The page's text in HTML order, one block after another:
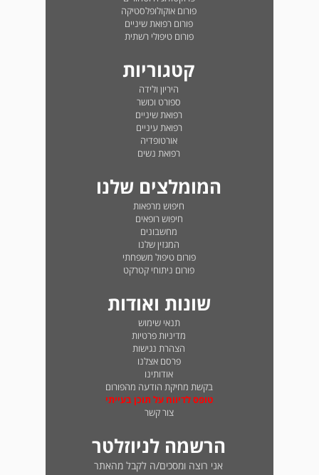
פורום אוקולופלסטיקה
פורום רפואת שיניים
פורום טיפולי רשתית
קטגוריות
היריון ולידה
ספורט וכושר
רפואת שיניים
רפואת עיניים
אורטופדיה
רפואת נשים
המומלצים שלנו
חיפוש מרפאות
חיפוש רופאים
מחשבונים
המגזין שלנו
פורום טיפול משפחתי
פורום ניתוחי קטרקט
שונות ואודות
תנאי שימוש
מדיניות פרטיות
הצהרת נגישות
פרסם אצלנו
אודותינו
בקשת מחיקת הודעה מהפורום
טופס לדיווח על תוכן בעייתי
צור קשר
הרשמה לניוזלטר
אני רוצה ומסכים/ה לקבל מהאתר